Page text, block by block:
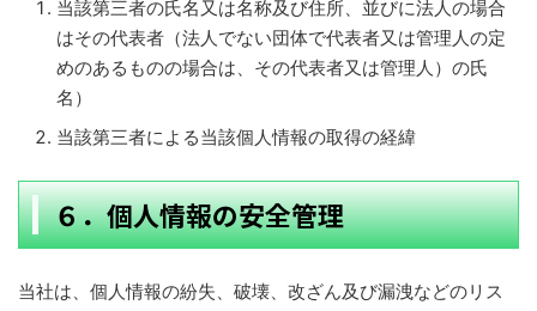
当該第三者の氏名又は名称及び住所、並びに法人の場合
はその代表者（法人でない団体で代表者又は管理人の定
めのあるものの場合は、その代表者又は管理人）の氏
名）
当該第三者による当該個人情報の取得の経緯
６．個人情報の安全管理
当社は、個人情報の紛失、破壊、改ざん及び漏洩などのリス